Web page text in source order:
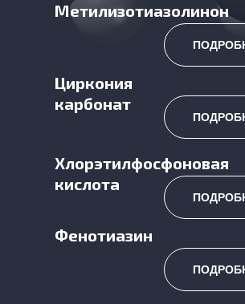
Метилизотиазолинон
Фенотиазин
Хлорэтилфосфоновая
кислота
Циркония
карбонат